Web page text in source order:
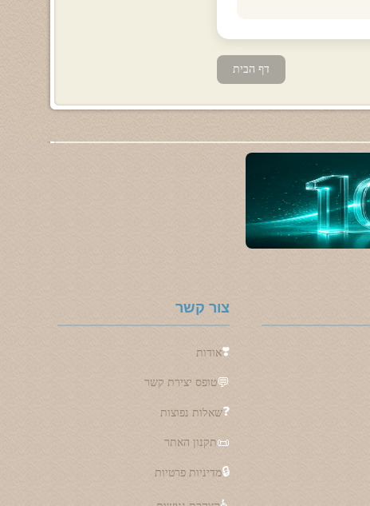
דף הבית
צור קשר
❣️אודות
💬טופס יצירת קשר
❓שאלות נפוצות
📜תקנון האתר
🔒מדיניות פרטיות